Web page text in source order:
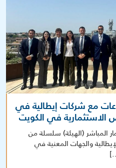
مع شركات إيطالية في
الاستثمارية في الكويت
المباشر (الهيئة) سلسلة من
والجهات المعنية في